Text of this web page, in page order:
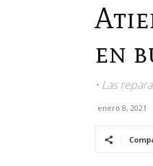
en
• Las
enero 8, 2021